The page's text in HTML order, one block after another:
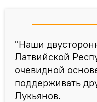
"Наши
Латвийской
очевидной
поддерживать
Лукьянов.